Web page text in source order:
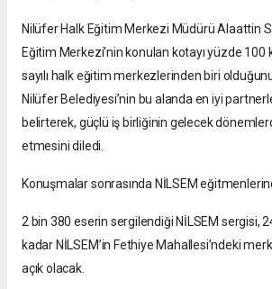
Nilüfer Halk Eğitim Merkezi Müdürü Alaattin
Eğitim Merkezi’nin konulan kotayı yüzde 100
sayılı halk eğitim merkezlerinden biri
Nilüfer Belediyesi’nin bu alanda en iyi
belirterek, güçlü iş birliğinin gelecek
etmesini diledi.
Konuşmalar sonrasında NİLSEM
2 bin 380 eserin sergilendiği NİLSEM sergisi,
kadar NİLSEM’in Fethiye Mahallesi’ndeki
açık olacak.